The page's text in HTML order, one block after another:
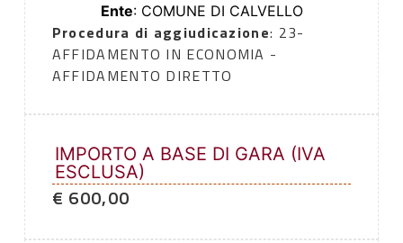
Ente: COMUNE DI CALVELLO
Procedura di aggiudicazione: 23-
AFFIDAMENTO IN ECONOMIA -
AFFIDAMENTO DIRETTO
IMPORTO A BASE DI GARA (IVA
ESCLUSA)
€ 600,00